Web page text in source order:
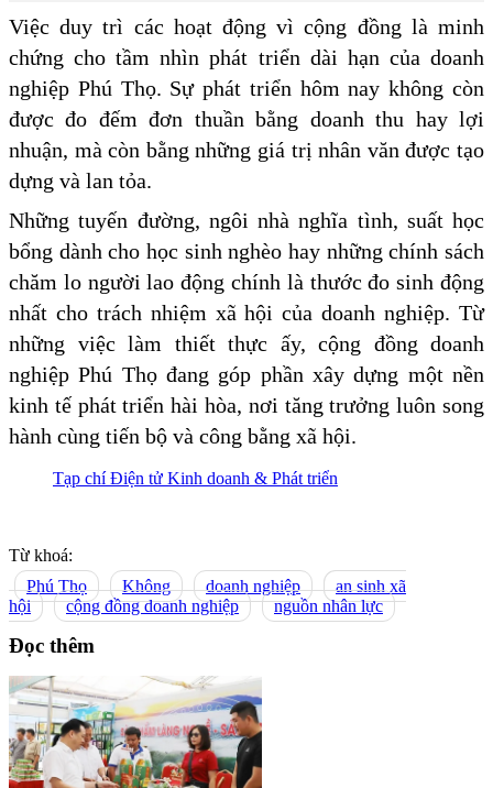
Việc duy trì các hoạt động vì cộng đồng là minh
chứng cho tầm nhìn phát triển dài hạn của doanh
nghiệp Phú Thọ. Sự phát triển hôm nay không còn
được đo đếm đơn thuần bằng doanh thu hay lợi
nhuận, mà còn bằng những giá trị nhân văn được tạo
dựng và lan tỏa.
Những tuyến đường, ngôi nhà nghĩa tình, suất học
bổng dành cho học sinh nghèo hay những chính sách
chăm lo người lao động chính là thước đo sinh động
nhất cho trách nhiệm xã hội của doanh nghiệp. Từ
những việc làm thiết thực ấy, cộng đồng doanh
nghiệp Phú Thọ đang góp phần xây dựng một nền
kinh tế phát triển hài hòa, nơi tăng trưởng luôn song
hành cùng tiến bộ và công bằng xã hội.
Tạp chí Điện tử Kinh doanh & Phát triển
Từ khoá:
Phú Thọ
Không doanh nghiệp
an sinh xã
hội
cộng đồng doanh nghiệp nguồn nhân lực
Đọc thêm